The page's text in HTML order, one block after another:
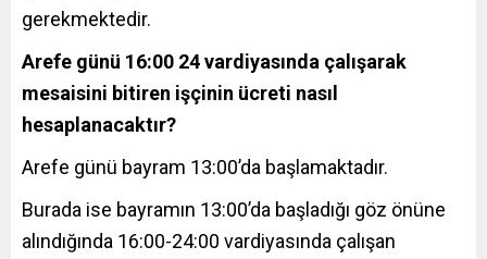
gerekmektedir.
Arefe günü 16:00 24 vardiyasında çalışarak
mesaisini bitiren işçinin ücreti nasıl
hesaplanacaktır?
Arefe günü bayram 13:00’da başlamaktadır.
Burada ise bayramın 13:00’da başladığı göz önüne
alındığında 16:00-24:00 vardiyasında çalışan